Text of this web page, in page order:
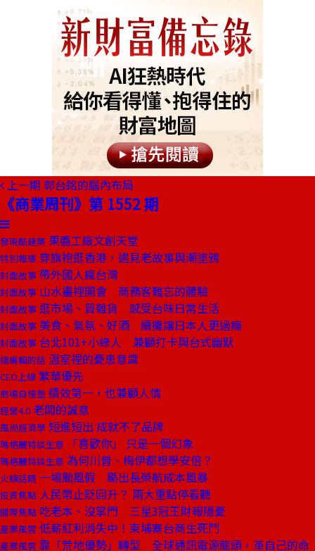
上一期 郭台銘的腦內布局
《商業周刊》第 1552 期
發現酷建築 果醬工廠文創天堂
特別報導 穿旗袍逛香港，遇見老故事與潮塗鴉
封面故事 帶外國人瘋台灣
封面故事 山水畫裡開會 商務客難忘的體驗
封面故事 逛市場、買雜貨 感受台味日常生活
封面故事 美食、氣氛、好酒 續攤讓日本人更過癮
封面故事 台北101+小綠人 兼顧打卡與台式幽默
總編輯的話 溫室裡的憂患意識
CEO上線 繁華優先
商場自慢塾 績效第一，也兼顧人情
經營4.0 老闆的誠意
風尚經濟學 短進短出 成就不了品牌
瑪格麗特談生意 「喜歡你」 只是一個幻象
瑪格麗特談生意 為何川普、梅伊都想學安倍？
火線話題 一場颱風假 颳出長榮航成本風暴
投資焦點 人民幣止貶回升？ 兩大重點停看聽
國際焦點 吃老本、沒掌門 三星3冠王財報隱憂
產業風雲 低薪紅利消失中！柬埔寨台商生死鬥
產業風雲 靠「荒地優勢」轉型 全球通訊電源龍頭，革自己的命